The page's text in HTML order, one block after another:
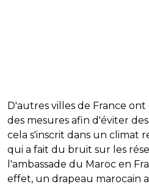
D'autres villes de France
des mesures afin d'éviter
cela s'inscrit dans un climat
qui a fait du bruit sur les
l'ambassade du Maroc en
effet, un drapeau marocain a